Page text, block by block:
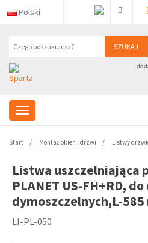
Polski
SZUKAJ
do
Start Montaż okien i drzwi Listwy
Listwa uszczelniająca
PLANET US-FH+RD,
dymoszczelnych,L-
LI-PL-050